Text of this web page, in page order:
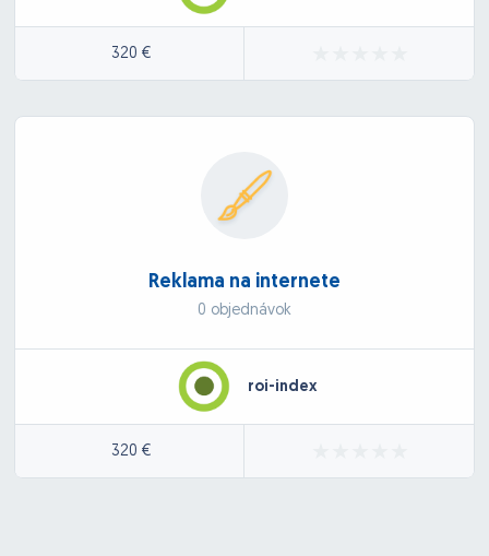
320 €
Reklama na internete
0 objednávok
roi-index
320 €